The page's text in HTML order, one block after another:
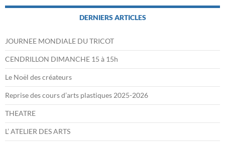
DERNIERS ARTICLES
JOURNEE MONDIALE DU TRICOT
CENDRILLON DIMANCHE 15 à 15h
Le Noël des créateurs
Reprise des cours d’arts plastiques 2025-2026
THEATRE
L’ ATELIER DES ARTS